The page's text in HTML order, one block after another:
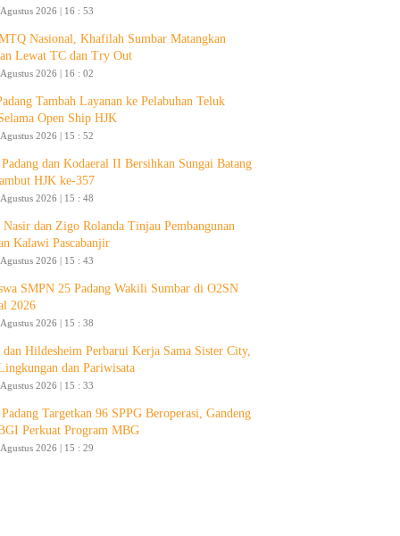
2026 | 16 : 53
Nasional, Khafilah Sumbar Matangkan
Lewat TC dan Try Out
2026 | 16 : 02
Tambah Layanan ke Pelabuhan Teluk
Open Ship HJK
2026 | 15 : 52
dan Kodaeral II Bersihkan Sungai Batang
HJK ke-357
2026 | 15 : 48
Nasir dan Zigo Rolanda Tinjau Pembangunan
Kalawi Pascabanjir
2026 | 15 : 43
SMPN 25 Padang Wakili Sumbar di O2SN
2026
2026 | 15 : 38
dan Hildesheim Perbarui Kerja Sama Sister City,
dan Pariwisata
2026 | 15 : 33
Targetkan 96 SPPG Beroperasi, Gandeng
Perkuat Program MBG
2026 | 15 : 29